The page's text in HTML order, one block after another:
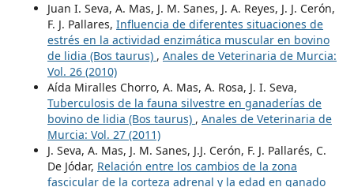
Juan I. Seva, A. Mas, J. M. Sanes, J. A. Reyes, J. J. Cerón,
F. J. Pallares, Influencia de diferentes situaciones de
estrés en la actividad enzimática muscular en bovino
de lidia (Bos taurus) , Anales de Veterinaria de Murcia:
Vol. 26 (2010)
Aída Miralles Chorro, A. Mas, A. Rosa, J. I. Seva,
Tuberculosis de la fauna silvestre en ganaderías de
bovino de lidia (Bos taurus) , Anales de Veterinaria de
Murcia: Vol. 27 (2011)
J. Seva, A. Mas, J. M. Sanes, J.J. Cerón, F. J. Pallarés, C.
De Jódar, Relación entre los cambios de la zona
fascicular de la corteza adrenal y la edad en ganado